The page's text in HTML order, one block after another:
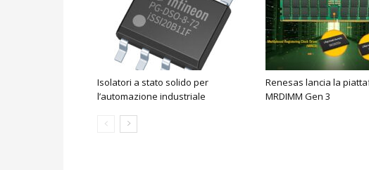
Isolatori a stato solido per
l’automazione industriale
Renesas lancia la
MRDIMM Gen 3